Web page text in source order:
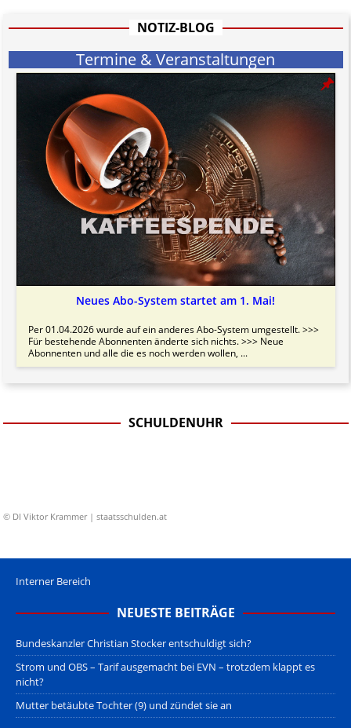
informativen Charakter.
NOTIZ-BLOG
Termine & Veranstaltungen
Neues Abo-System startet am 1. Mai!
Per 01.04.2026 wurde auf ein anderes Abo-System umgestellt. >>>
Für bestehende Abonnenten änderte sich nichts. >>> Neue
Abonnenten und alle die es noch werden wollen, ...
SCHULDENUHR
© DI Viktor Krammer | staatsschulden.at
Interner Bereich
NEUESTE BEITRÄGE
Bundeskanzler Christian Stocker entschuldigt sich?
Strom und OBS – Tarif ausgemacht bei EVN – trotzdem klappt es
nicht?
Mutter betäubte Tochter (9) und zündet sie an